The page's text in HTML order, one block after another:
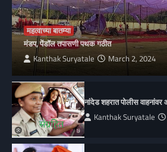
महत्वाच्या बातम्या
मंडप, पेंडॉल तपासणी पथक गठीत
Kanthak Suryatale March 2, 2024
नांदेड शहरात पोलीस
Kanthak Suryatale